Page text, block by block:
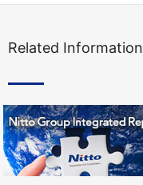
Related Information